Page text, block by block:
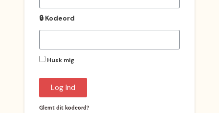
🔒 Kodeord
Husk mig
Log Ind
Glemt dit kodeord?